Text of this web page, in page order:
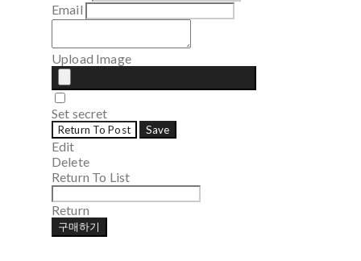
Email
Upload Image
Set secret
Return To Post Save
Edit
Delete
Return To List
Return
구매하기